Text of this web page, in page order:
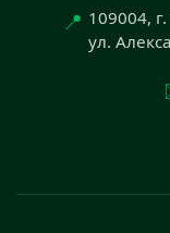
📍 109004,
ул.